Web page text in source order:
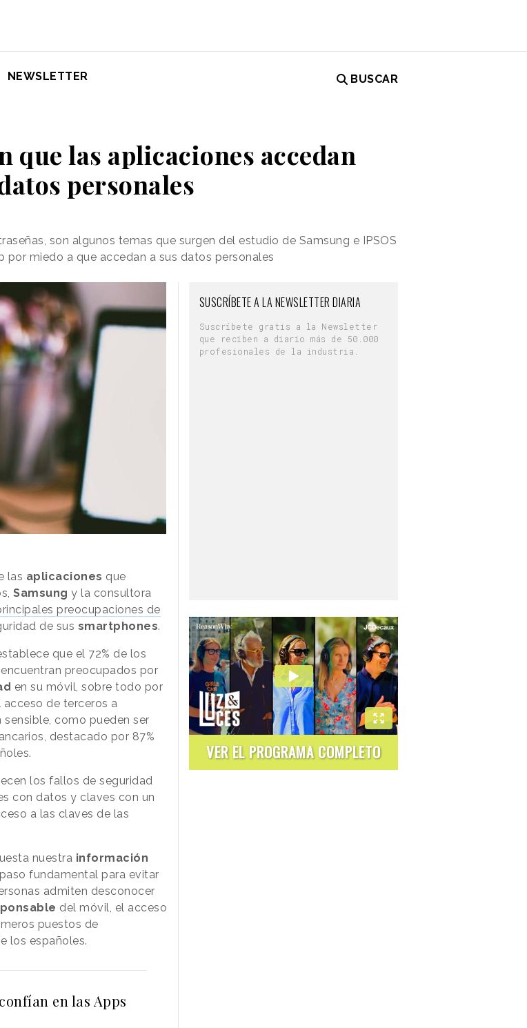
NEWSLETTER BUSCAR
que las aplicaciones accedan
personales
son algunos temas que surgen del estudio de Samsung e IPSOS
por miedo a que accedan a sus datos personales
las aplicaciones que
Samsung y la consultora
preocupaciones de
de sus smartphones.
que el 72% de los
preocupados por
en su móvil, sobre todo por
de terceros a
sensible, como pueden ser
destacado por 87%
los fallos de seguridad
con datos y claves con un
a las claves de las
nuestra información
fundamental para evitar
admiten desconocer
del móvil, el acceso
puestos de
los españoles.
en las Apps
SUSCRÍBETE A LA NEWSLETTER DIARIA
Suscríbete gratis a la Newsletter
que reciben a diario más de 50.000
profesionales de la industria.
VER EL PROGRAMA COMPLETO